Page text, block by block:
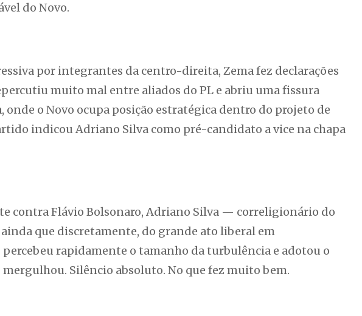
do Novo.
por integrantes da centro-direita, Zema fez declarações
muito mal entre aliados do PL e abriu uma fissura
o Novo ocupa posição estratégica dentro do projeto de
indicou Adriano Silva como pré-candidato a vice na chapa
contra Flávio Bolsonaro, Adriano Silva — correligionário do
que discretamente, do grande ato liberal em
rapidamente o tamanho da turbulência e adotou o
Silêncio absoluto. No que fez muito bem.